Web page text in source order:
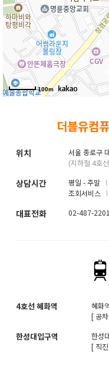
자격증과정
커뮤니티
취업패키지
100m
100m
100m
더블유컴
위치
서울 종로구
(지하철 4호
상담시간 평일 - 주말
조회서비스
대표전화 02-487-2201
4호선 혜화역
혜화
[ 공
한성대입구역
한성
[ 직